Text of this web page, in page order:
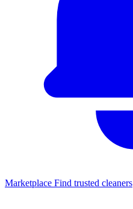
Marketplace Find trusted cleaners